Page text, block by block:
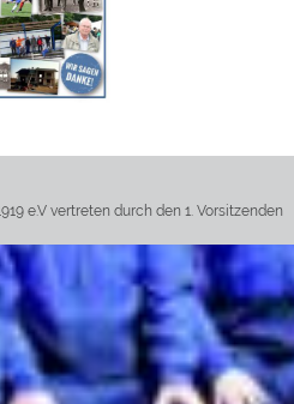
e.V vertreten durch den 1. Vorsitzenden